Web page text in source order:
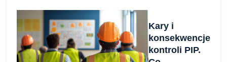
Kary i
konsekwencje
kontroli PIP.